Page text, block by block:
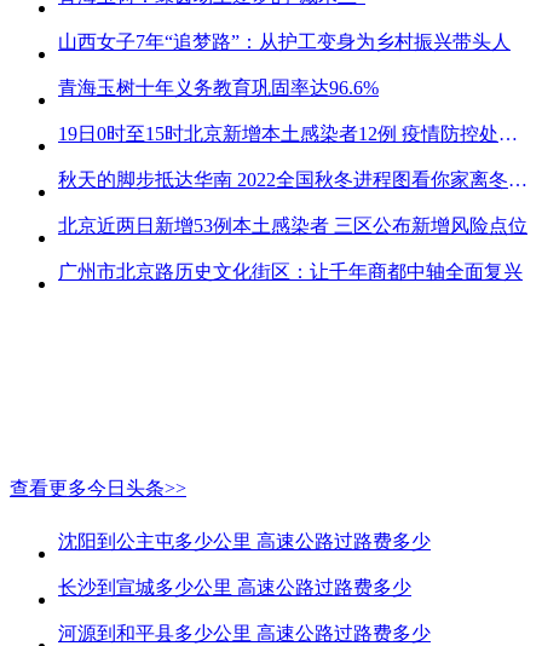
山西女子7年“追梦路”：从护工变身为乡村振兴带头人
青海玉树十年义务教育巩固率达96.6%
19日0时至15时北京新增本土感染者12例 疫情防控处关键时刻
秋天的脚步抵达华南 2022全国秋冬进程图看你家离冬天有多远
北京近两日新增53例本土感染者 三区公布新增风险点位
广州市北京路历史文化街区：让千年商都中轴全面复兴
查看更多今日头条>>
沈阳到公主屯多少公里 高速公路过路费多少
长沙到宣城多少公里 高速公路过路费多少
河源到和平县多少公里 高速公路过路费多少